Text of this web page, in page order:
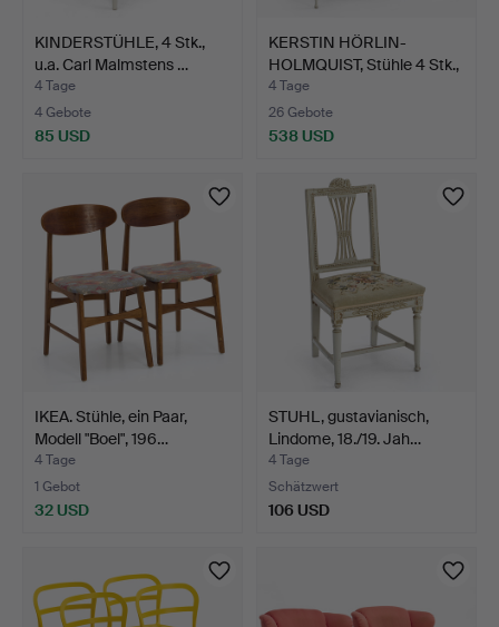
KINDERSTÜHLE, 4 Stk.,
u.a. Carl Malmstens …
4 Tage
4 Gebote
85 USD
KERSTIN HÖRLIN-
HOLMQUIST, Stühle 4 Stk.,
f…
4 Tage
26 Gebote
538 USD
IKEA. Stühle, ein Paar,
Modell "Boel", 196…
4 Tage
1 Gebot
32 USD
STUHL, gustavianisch,
Lindome, 18./19. Jah…
4 Tage
Schätzwert
106 USD